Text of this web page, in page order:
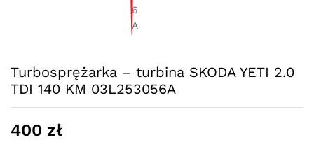
Turbosprężarka – turbina SKODA YETI 2.0
TDI 140 KM 03L253056A
400 zł